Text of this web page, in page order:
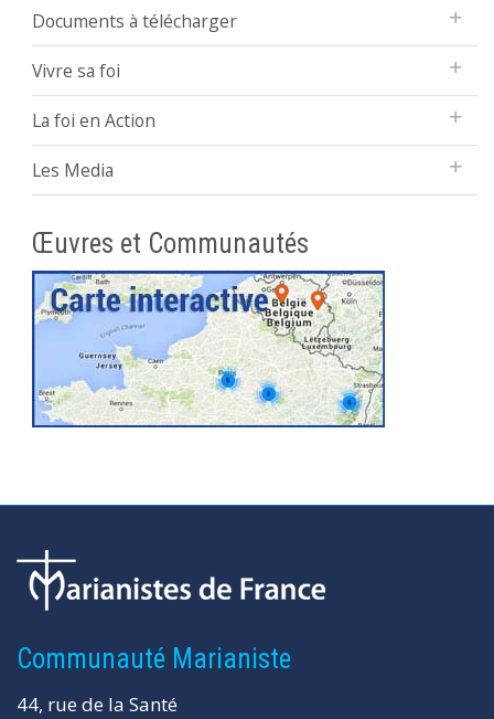
Documents à télécharger
Vivre sa foi
La foi en Action
Les Media
Œuvres et Communautés
Communauté Marianiste
44, rue de la Santé